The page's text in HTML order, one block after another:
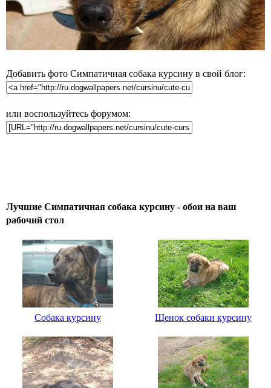
Добавить фото Симпатичная собака курсину в свой блог:
или воспользуйтесь форумом:
Лучшие Симпатичная собака курсину - обои на ваш
рабочий стол
Собака курсину Щенок собаки курсину